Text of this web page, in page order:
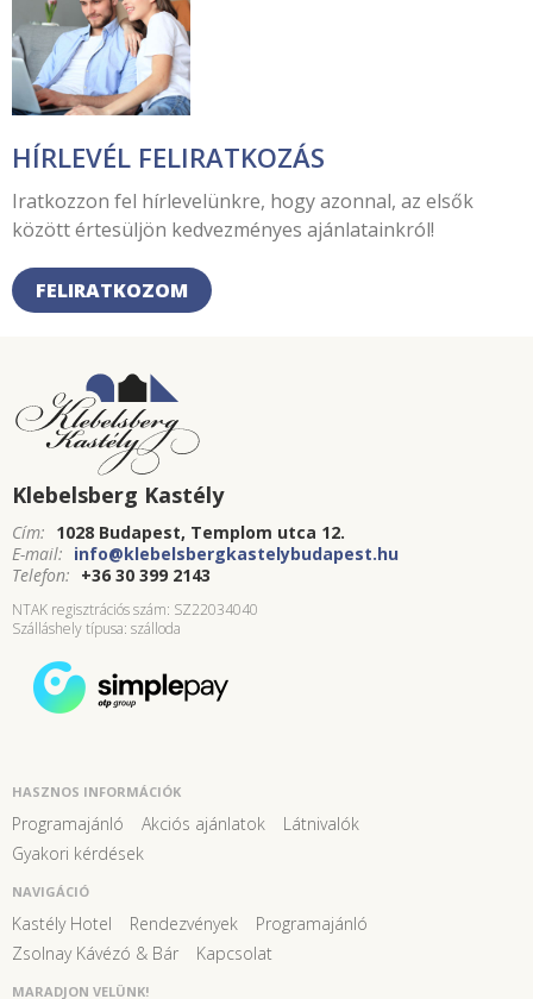
HÍRLEVÉL FELIRATKOZÁS
Iratkozzon fel hírlevelünkre, hogy azonnal, az elsők
között értesüljön kedvezményes ajánlatainkról!
FELIRATKOZOM
Klebelsberg Kastély
Cím: 1028 Budapest, Templom utca 12.
E-mail: info@klebelsbergkastelybudapest.hu
Telefon: +36 30 399 2143
NTAK regisztrációs szám: SZ22034040
Szálláshely típusa: szálloda
HASZNOS INFORMÁCIÓK
Programajánló Akciós ajánlatok
Látnivalók
Gyakori kérdések
NAVIGÁCIÓ
Kastély Hotel Rendezvények
Programajánló
Zsolnay Kávézó & Bár
Kapcsolat
MARADJON VELÜNK!